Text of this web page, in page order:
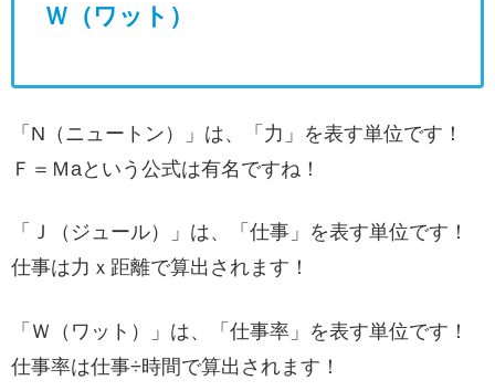
Ｗ（ワット）
「N（ニュートン）」は、「力」を表す単位です！
Ｆ＝Ｍaという公式は有名ですね！
「Ｊ（ジュール）」は、「仕事」を表す単位です！
仕事は力ｘ距離で算出されます！
「Ｗ（ワット）」は、「仕事率」を表す単位です！
仕事率は仕事÷時間で算出されます！